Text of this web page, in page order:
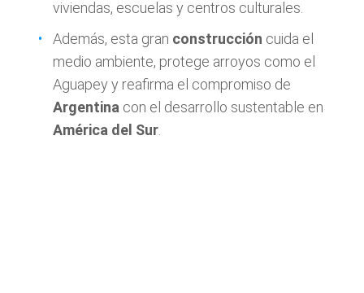
viviendas, escuelas y centros culturales.
Además, esta gran construcción cuida el
medio ambiente, protege arroyos como el
Aguapey y reafirma el compromiso de
Argentina con el desarrollo sustentable en
América del Sur